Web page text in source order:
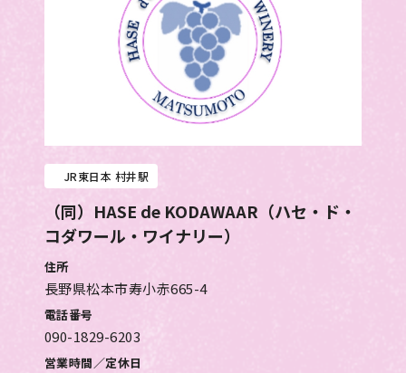
JR東日本 村井駅
（同）HASE de KODAWAAR（ハセ・ド・
コダワール・ワイナリー）
住所
長野県松本市寿小赤665-4
電話番号
090-1829-6203
営業時間／定休日